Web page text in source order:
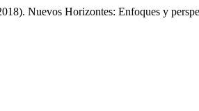
Nuevos Horizontes: Enfoques y